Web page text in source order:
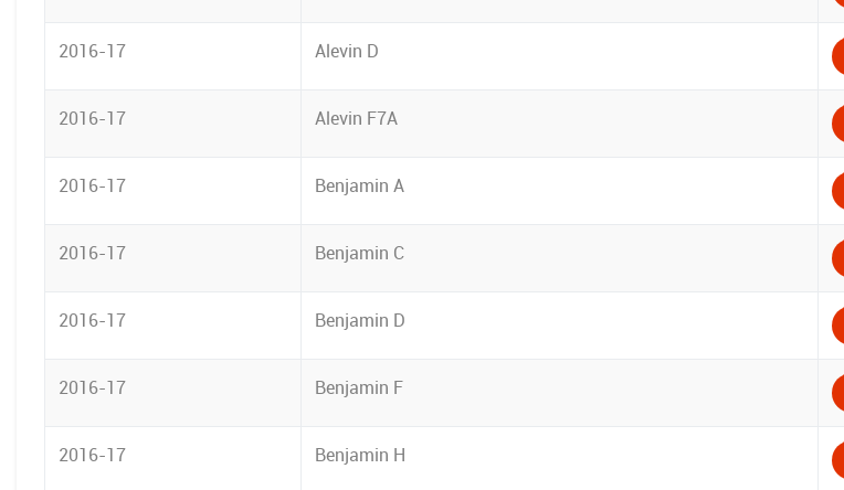
2016-17 Alevin D
2016-17 Alevin F7A
2016-17 Benjamin A
2016-17 Benjamin C
2016-17 Benjamin D
2016-17 Benjamin F
2016-17 Benjamin H